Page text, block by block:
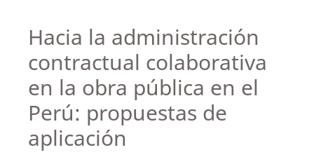
Hacia la administración
contractual colaborativa
en la obra pública en el
Perú: propuestas de
aplicación